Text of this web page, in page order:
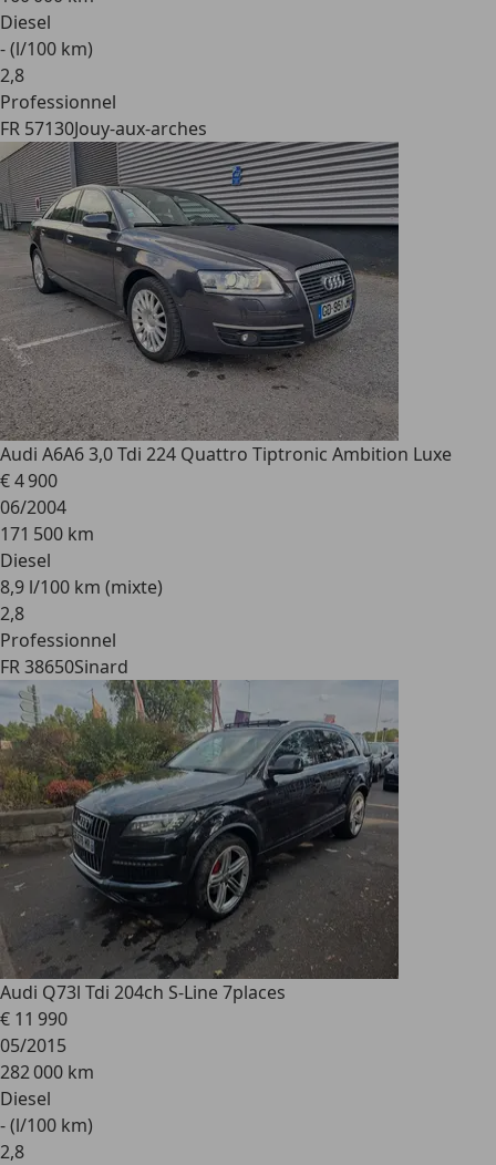
Diesel
- (l/100 km)
2,8
Professionnel
FR 57130Jouy-aux-arches
Audi A6A6 3,0 Tdi 224 Quattro Tiptronic Ambition Luxe
€ 4 900
06/2004
171 500 km
Diesel
8,9 l/100 km (mixte)
2,8
Professionnel
FR 38650Sinard
Audi Q73l Tdi 204ch S-Line 7places
€ 11 990
05/2015
282 000 km
Diesel
- (l/100 km)
2,8